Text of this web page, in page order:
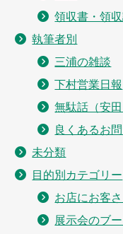
領収書・領
執筆者別
三浦の雑談
下村営業日報
無駄話（安田
良くあるお
未分類
目的別カテゴリー
お店にお客
展示会のブ